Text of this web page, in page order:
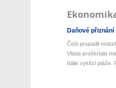
Daňové přiznání
Češi propadli
Vláda proškrtala
Itálie vyklízí pláže.